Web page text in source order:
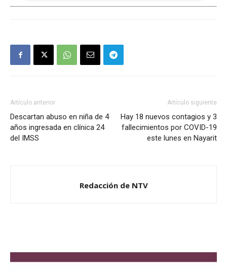
Artículo anterior
Descartan abuso en niña de 4
años ingresada en clínica 24
del IMSS
Artículo siguiente
Hay 18 nuevos contagios y 3
fallecimientos por COVID-19
este lunes en Nayarit
Redacción de NTV